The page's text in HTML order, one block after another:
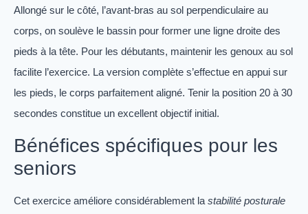
Allongé sur le côté, l’avant-bras au sol perpendiculaire au
corps, on soulève le bassin pour former une ligne droite des
pieds à la tête. Pour les débutants, maintenir les genoux au sol
facilite l’exercice. La version complète s’effectue en appui sur
les pieds, le corps parfaitement aligné. Tenir la position 20 à 30
secondes constitue un excellent objectif initial.
Bénéfices spécifiques pour les
seniors
Cet exercice améliore considérablement la stabilité posturale